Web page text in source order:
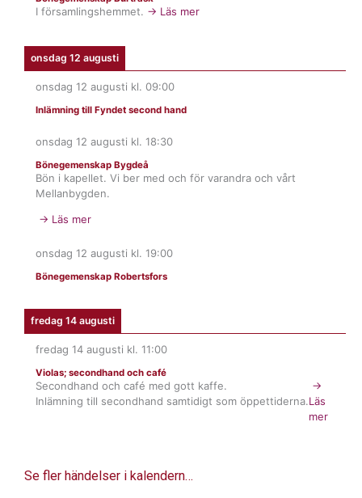
I församlingshemmet. → Läs mer
onsdag 12 augusti
onsdag 12 augusti kl. 09:00
Inlämning till Fyndet second hand
onsdag 12 augusti kl. 18:30
Bönegemenskap Bygdeå
Bön i kapellet. Vi ber med och för varandra och vårt
Mellanbygden.
→ Läs mer
onsdag 12 augusti kl. 19:00
Bönegemenskap Robertsfors
fredag 14 augusti
fredag 14 augusti kl. 11:00
Violas; secondhand och café
Secondhand och café med gott kaffe.
Inlämning till secondhand samtidigt som öppettiderna.
→
Läs
mer
Se fler händelser i kalendern…